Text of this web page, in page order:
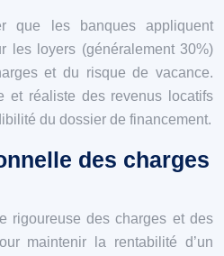
que les banques appliquent
les loyers (généralement 30%)
et du risque de vacance.
et réaliste des revenus locatifs
du dossier de financement.
des charges
rigoureuse des charges et des
maintenir la rentabilité d’un